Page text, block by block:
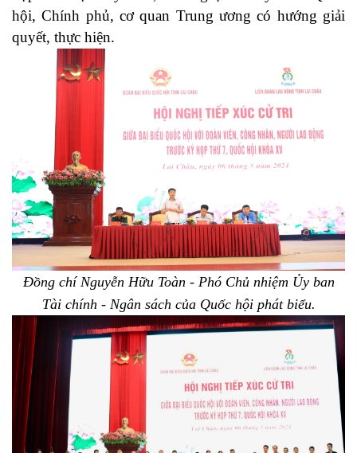
hội, Chính phủ, cơ quan Trung ương có hướng giải
quyết, thực hiện.
Đồng chí Nguyễn Hữu Toàn - Phó Chủ nhiệm Ủy ban
Tài chính - Ngân sách của Quốc hội phát biểu.